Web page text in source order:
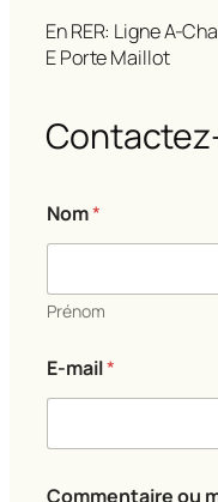
En RER: Ligne A-
E Porte Maillot
Nom*
Prénom
o
m
e
t
E-mail*
Commentaire ou